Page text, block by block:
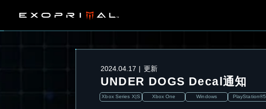
2024.04.17 更新
UNDER DOGS Decal通知
Xbox Series X|S Xbox One Windows PlayStation®5